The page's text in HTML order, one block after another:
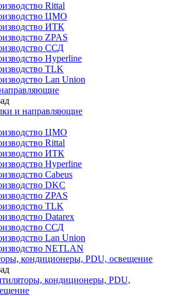
Rittal
ЦМО
ИТК
ZPAS
ССД
Hyperline
TLK
Lan Union
и направляющие
ЦМО
Rittal
ИТК
Hyperline
Cabeus
DKC
ZPAS
TLK
Datarex
ССД
Lan Union
NETLAN
кондиционеры, PDU, освещение
кондиционеры, PDU,